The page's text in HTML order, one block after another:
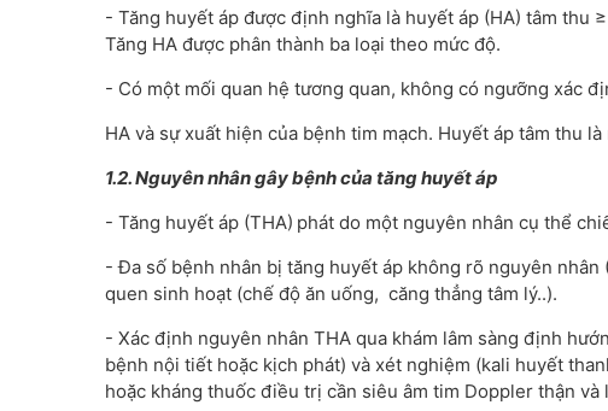
- Tăng huyết áp được định nghĩa là huyết áp (HA) tâm thu
Tăng HA được phân thành ba loại theo mức độ.
- Có một mối quan hệ tương quan, không có ngưỡng xác
HA và sự xuất hiện của bệnh tim mạch. Huyết áp tâm thu
1.2. Nguyên nhân gây bệnh của tăng huyết áp
- Tăng huyết áp (THA) phát do một nguyên nhân cụ thể
- Đa số bệnh nhân bị tăng huyết áp không rõ nguyên
quen sinh hoạt (chế độ ăn uống, căng thẳng tâm lý..).
- Xác định nguyên nhân THA qua khám lâm sàng định
bệnh nội tiết hoặc kịch phát) và xét nghiệm (kali huyết
hoặc kháng thuốc điều trị cần siêu âm tim Doppler thận